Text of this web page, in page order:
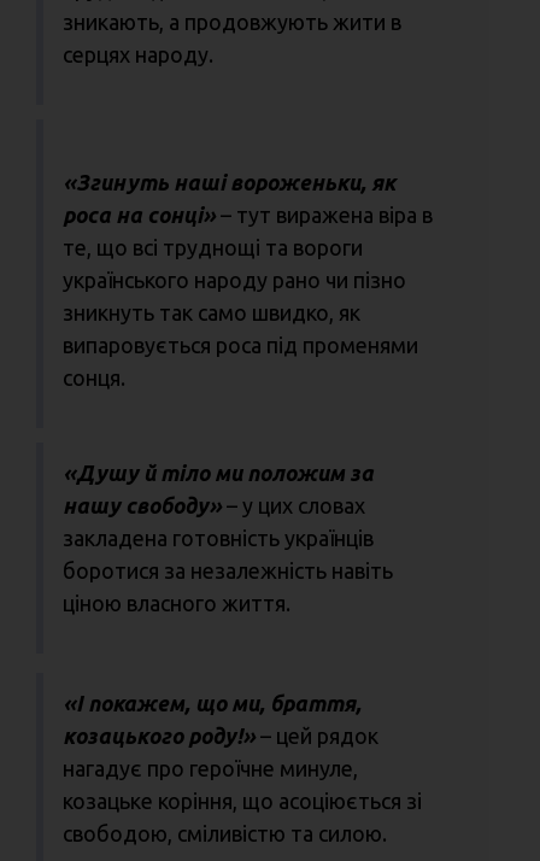
зникають, а продовжують жити в
серцях народу.
«Згинуть наші вороженьки, як
роса на сонці» – тут виражена віра в
те, що всі труднощі та вороги
українського народу рано чи пізно
зникнуть так само швидко, як
випаровується роса під променями
сонця.
«Душу й тіло ми положим за
нашу свободу» – у цих словах
закладена готовність українців
боротися за незалежність навіть
ціною власного життя.
«І покажем, що ми, браття,
козацького роду!» – цей рядок
нагадує про героїчне минуле,
козацьке коріння, що асоціюється зі
свободою, сміливістю та силою.